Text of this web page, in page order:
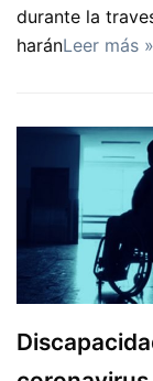
durante la
haránLeer más »